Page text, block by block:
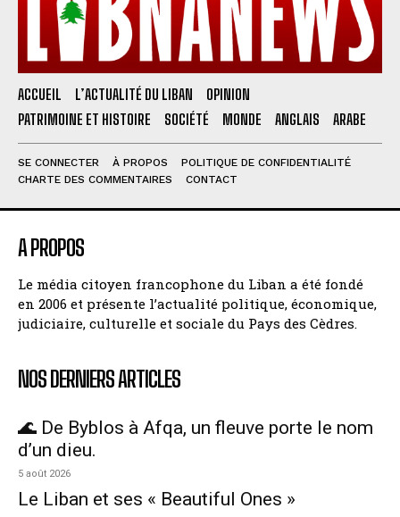
ACCUEIL L’ACTUALITÉ DU LIBAN
OPINION
PATRIMOINE ET HISTOIRE
SOCIÉTÉ MONDE ANGLAIS ARABE
SE CONNECTER À PROPOS
POLITIQUE DE CONFIDENTIALITÉ
CHARTE DES COMMENTAIRES
CONTACT
A PROPOS
Le média citoyen francophone du Liban a été fondé
en 2006 et présente l’actualité politique, économique,
judiciaire, culturelle et sociale du Pays des Cèdres.
NOS DERNIERS ARTICLES
🌊 De Byblos à Afqa, un fleuve porte le nom
d’un dieu.
5 août 2026
Le Liban et ses « Beautiful Ones »